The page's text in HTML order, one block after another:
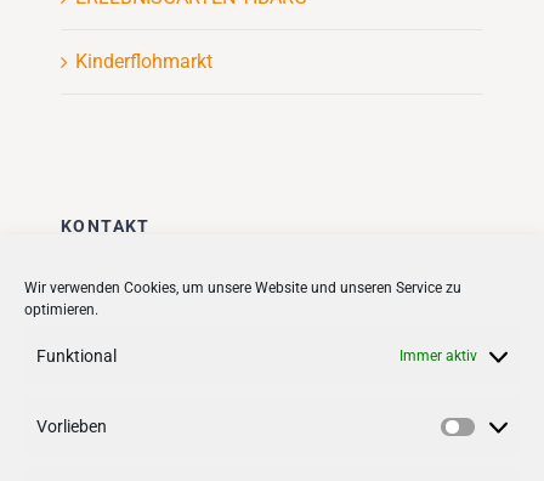
Wir verwenden Cookies, um unsere Website und unseren Service zu
optimieren.
Funktional Immer aktiv
Vorlieben
Kinderflohmarkt
KONTAKT
Stadt + Handel City- und
Quartiersmanagement